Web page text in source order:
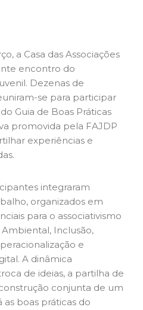
a Casa das Associações
encontro do
Dezenas de
se para participar
Guia de Boas Práticas
promovida pela FAJDP
experiências e
integraram
organizados em
para o associativismo
Inclusão,
e
A dinâmica
de ideias, a partilha de
conjunta de um
boas práticas do